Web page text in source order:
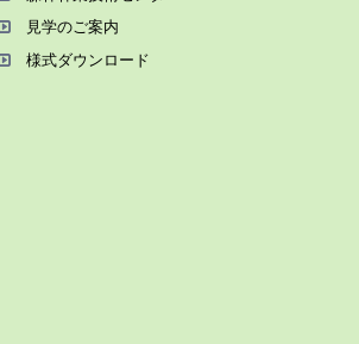
⾒学のご案内
様式ダウンロード